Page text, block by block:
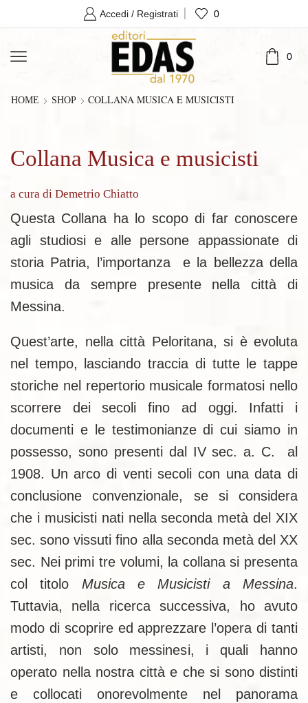
Accedi / Registrati 0
0
HOME SHOP COLLANA MUSICA E MUSICISTI
Collana Musica e musicisti
a cura di Demetrio Chiatto
Questa Collana ha lo scopo di far conoscere
agli studiosi e alle persone appassionate di
storia Patria, l’importanza e la bellezza della
musica da sempre presente nella città di
Messina.
Quest’arte, nella città Peloritana, si è evoluta
nel tempo, lasciando traccia di tutte le tappe
storiche nel repertorio musicale formatosi nello
scorrere dei secoli fino ad oggi. Infatti i
documenti e le testimonianze di cui siamo in
possesso, sono presenti dal IV sec. a. C. al
1908. Un arco di venti secoli con una data di
conclusione convenzionale, se si considera
che i musicisti nati nella seconda metà del XIX
sec. sono vissuti fino alla seconda metà del XX
sec. Nei primi tre volumi, la collana si presenta
col titolo Musica e Musicisti a Messina.
Tuttavia, nella ricerca successiva, ho avuto
modo di scoprire ed apprezzare l’opera di tanti
artisti, non solo messinesi, i quali hanno
operato nella nostra città e che si sono distinti
e collocati onorevolmente nel panorama